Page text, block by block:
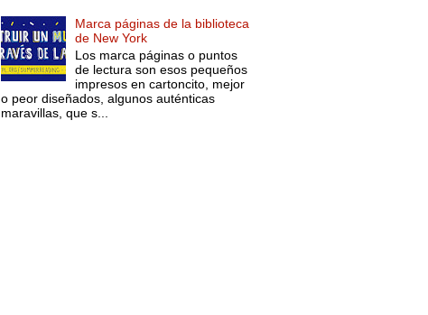
Marca páginas de la biblioteca
de New York
Los marca páginas o puntos
de lectura son esos pequeños
impresos en cartoncito, mejor
o peor diseñados, algunos auténticas
maravillas, que s...